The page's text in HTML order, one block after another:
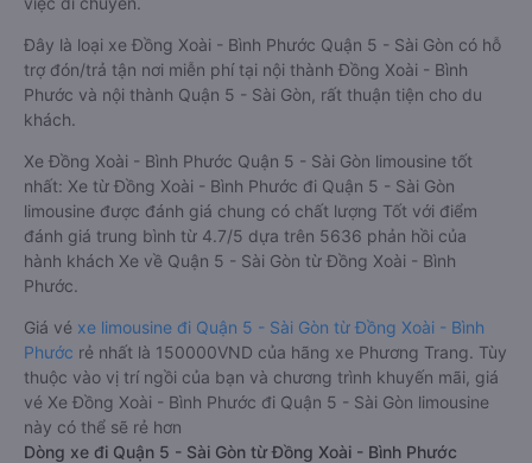
Đây là loại xe Đồng Xoài - Bình Phước Quận 5 - Sài Gòn có hỗ
trợ đón/trả tận nơi miễn phí tại nội thành Đồng Xoài - Bình
Phước và nội thành Quận 5 - Sài Gòn, rất thuận tiện cho du
khách.
Xe Đồng Xoài - Bình Phước Quận 5 - Sài Gòn limousine tốt
nhất: Xe từ Đồng Xoài - Bình Phước đi Quận 5 - Sài Gòn
limousine được đánh giá chung có chất lượng Tốt với điểm
đánh giá trung bình từ 4.7/5 dựa trên 5636 phản hồi của
hành khách Xe về Quận 5 - Sài Gòn từ Đồng Xoài - Bình
Phước.
Giá vé xe limousine đi Quận 5 - Sài Gòn từ Đồng Xoài - Bình
Phước rẻ nhất là 150000VND của hãng xe Phương Trang. Tùy
thuộc vào vị trí ngồi của bạn và chương trình khuyến mãi, giá
vé Xe Đồng Xoài - Bình Phước đi Quận 5 - Sài Gòn limousine
này có thể sẽ rẻ hơn
Dòng xe đi Quận 5 - Sài Gòn từ Đồng Xoài - Bình Phước